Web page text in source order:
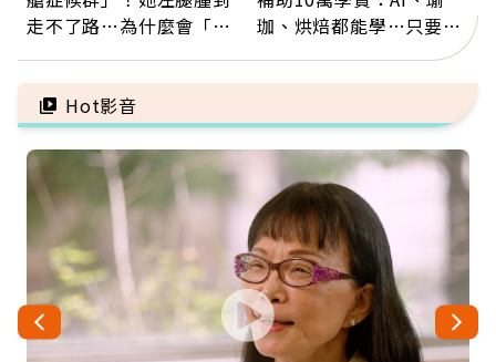
走不了路…為什麼會「靜
注意
珈、烘焙都能學…只要願
Hot影音